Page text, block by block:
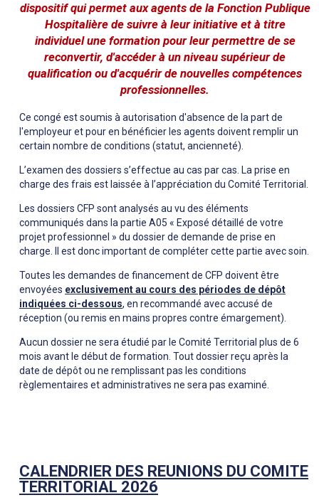
dispositif qui permet aux agents de la Fonction Publique
Hospitalière de suivre à leur initiative et à titre
individuel une formation pour leur permettre de se
reconvertir, d'accéder à un niveau supérieur de
qualification ou d'acquérir de nouvelles compétences
professionnelles.
Ce congé est soumis à autorisation d'absence de la part de
l'employeur et pour en bénéficier les agents doivent remplir un
certain nombre de conditions (statut, ancienneté).
L’examen des dossiers s’effectue au cas par cas. La prise en
charge des frais est laissée à l’appréciation du Comité Territorial.
Les dossiers CFP sont analysés au vu des éléments
communiqués dans la partie A05 « Exposé détaillé de votre
projet professionnel » du dossier de demande de prise en
charge. Il est donc important de compléter cette partie avec soin.
Toutes les demandes de financement de CFP doivent être
envoyées exclusivementau cours des périodes de dépôt
indiquées ci-dessous, en recommandé avec accusé de
réception (ou remis en mains propres contre émargement).
Aucun dossier ne sera étudié par le Comité Territorial plus de 6
mois avant le début de formation. Tout dossier reçu après la
date de dépôt ou ne remplissant pas les conditions
règlementaires et administratives ne sera pas examiné.
CALENDRIER DES REUNIONS DU COMITE
TERRITORIAL 2026